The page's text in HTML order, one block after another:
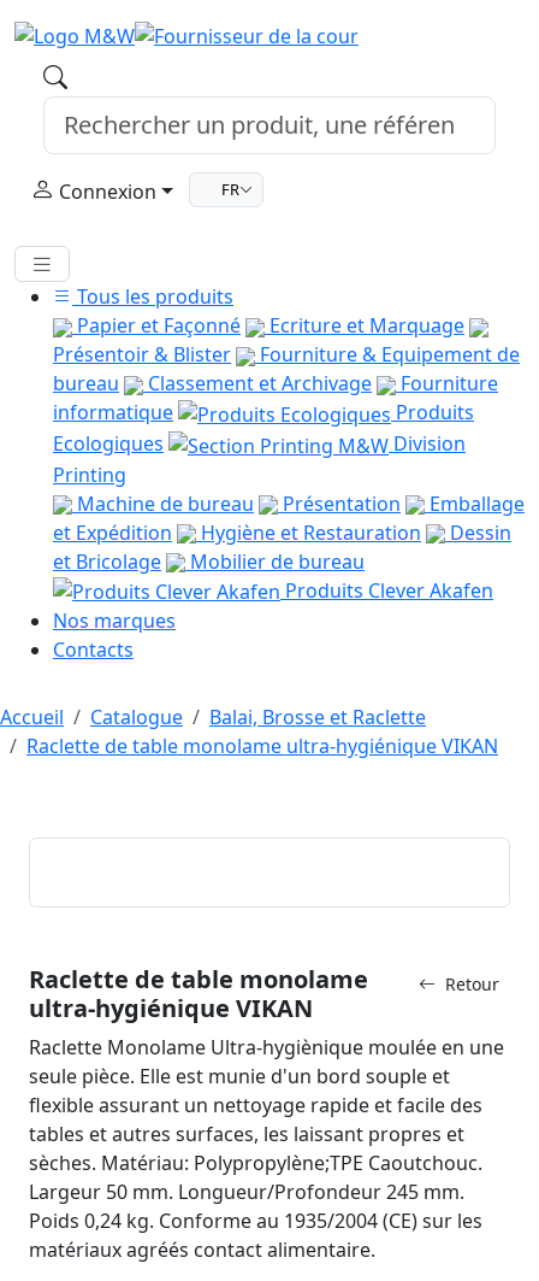
Connexion FR
Tous les produits
Papier et Façonné
Ecriture et Marquage
Présentoir & Blister
Fourniture & Equipement de
bureau
Classement et Archivage
Fourniture
informatique
Produits
Ecologiques
Division
Printing
Machine de bureau
Présentation
Emballage
et Expédition
Hygiène et Restauration
Dessin
et Bricolage
Mobilier de bureau
Produits Clever Akafen
Nos marques
Contacts
Accueil Catalogue
Balai, Brosse et Raclette
Raclette de table monolame ultra-hygiénique VIKAN
Retour
Raclette de table monolame
ultra-hygiénique VIKAN
Raclette Monolame Ultra-hygiènique moulée en une
seule pièce. Elle est munie d'un bord souple et
flexible assurant un nettoyage rapide et facile des
tables et autres surfaces, les laissant propres et
sèches. Matériau: Polypropylène;TPE Caoutchouc.
Largeur 50 mm. Longueur/Profondeur 245 mm.
Poids 0,24 kg. Conforme au 1935/2004 (CE) sur les
matériaux agréés contact alimentaire.